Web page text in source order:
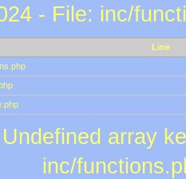
- File: inc/
Line
array
inc/